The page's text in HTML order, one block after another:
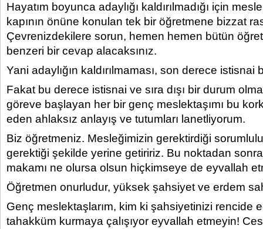
Hayatım boyunca adaylığı kaldırılmadığı için
kapının önüne konulan tek bir öğretmene bizzat
Çevrenizdekilere sorun, hemen hemen bütün
benzeri bir cevap alacaksınız.
Yani adaylığın kaldırılmaması, son derece istisnai
Fakat bu derece istisnai ve sıra dışı bir durum
göreve başlayan her bir genç meslektaşımı bu
eden ahlaksız anlayış ve tutumları lanetliyorum.
Biz öğretmeniz. Mesleğimizin gerektirdiği
gerektiği şekilde yerine getiririz. Bu noktadan
makamı ne olursa olsun hiçkimseye de eyvallah
Öğretmen onurludur, yüksek şahsiyet ve erdem
Genç meslektaşlarım, kim ki şahsiyetinizi rencide
tahakküm kurmaya çalışıyor eyvallah etmeyin!